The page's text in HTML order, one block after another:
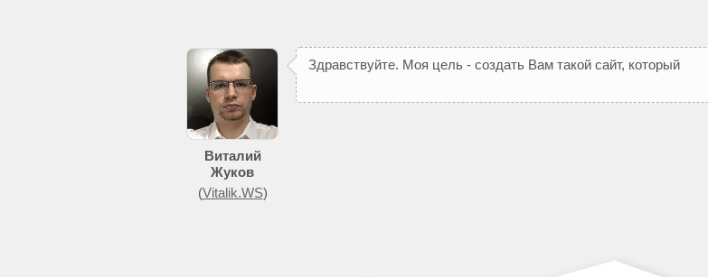
Виталий
Жуков
(Vitalik.WS)
Здравствуйте. Моя цель - создать Вам такой сайт, который